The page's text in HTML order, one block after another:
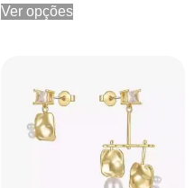
Ver opções